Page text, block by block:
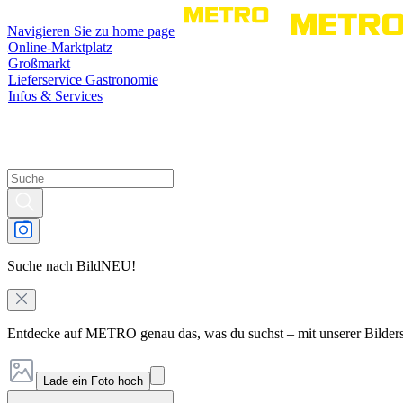
Navigieren Sie zu home page
Online-Marktplatz
Großmarkt
Lieferservice Gastronomie
Infos & Services
Suche nach BildNEU!
Entdecke auf METRO genau das, was du suchst – mit unserer
Lade ein Foto hoch